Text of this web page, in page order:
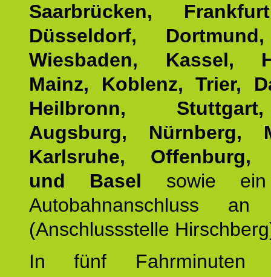
Saarbrücken,
Düsseldorf,
Wiesbaden, Kassel,
Mainz, Koblenz, Trier,
Heilbronn,
Augsburg, Nürnberg,
Karlsruhe, Offenburg,
und Basel sowie ein
Autobahnanschluss
(Anschlussstelle
In fünf Fahrminuten